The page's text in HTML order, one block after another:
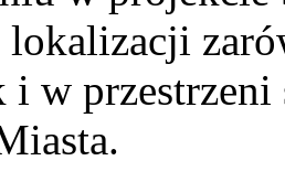
lokalizacji
i w przestrzeni